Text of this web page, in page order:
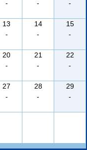
-
-
-
13
-
14
-
15
-
20
-
21
-
22
-
27
-
28
-
29
-